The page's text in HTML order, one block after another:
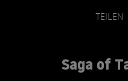
TEILEN
Saga of